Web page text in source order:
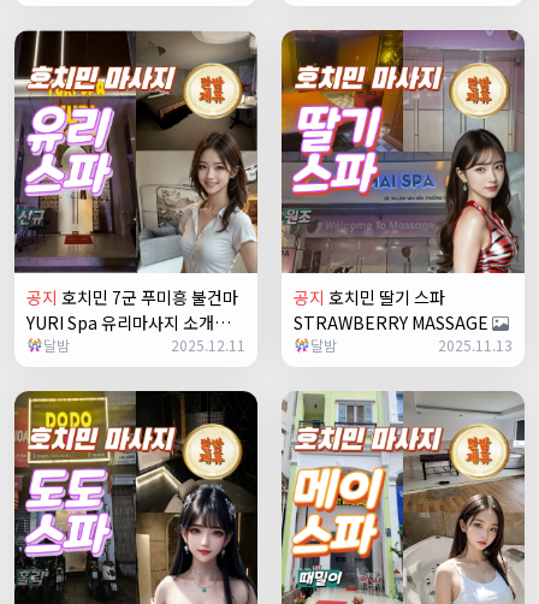
공지 호치민 7군 푸미흥 불건마
YURI Spa 유리마사지 소개
+1
달밤 2025.12.11
공지 호치민 딸기 스파
STRAWBERRY MASSAGE
달밤 2025.11.13